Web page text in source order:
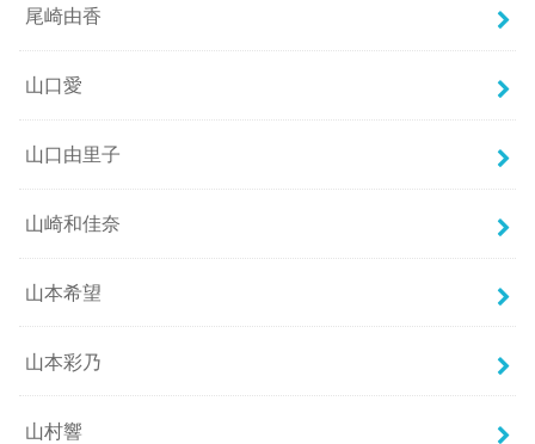
尾崎由香
山口愛
山口由里子
山崎和佳奈
山本希望
山本彩乃
山村響